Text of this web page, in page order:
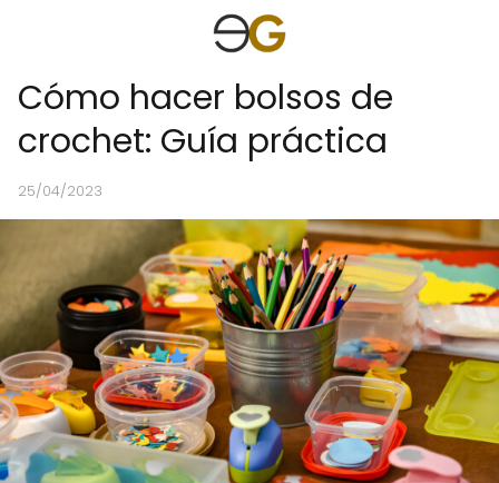
Cómo hacer bolsos de
crochet: Guía práctica
25/04/2023